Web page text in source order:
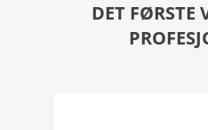
DET FØRSTE